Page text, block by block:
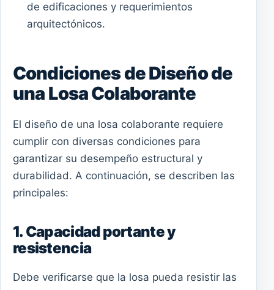
de edificaciones y requerimientos
arquitectónicos.
Condiciones de Diseño de
una Losa Colaborante
El diseño de una losa colaborante requiere
cumplir con diversas condiciones para
garantizar su desempeño estructural y
durabilidad. A continuación, se describen las
principales:
1. Capacidad portante y
resistencia
Debe verificarse que la losa pueda resistir las